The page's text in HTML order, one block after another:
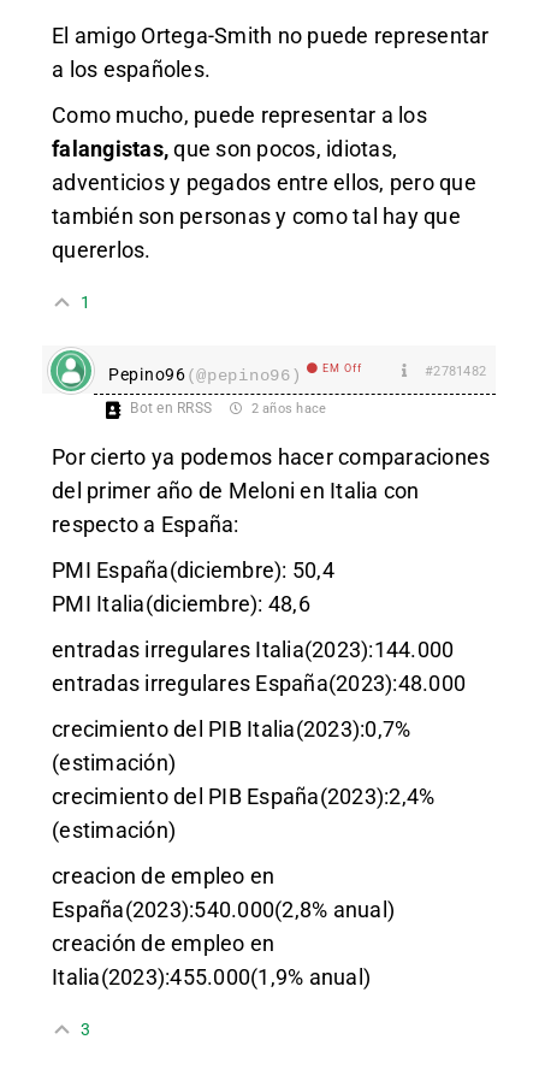
El amigo Ortega-Smith no puede representar
a los españoles.
Como mucho, puede representar a los
falangistas,que son pocos, idiotas,
adventicios y pegados entre ellos, pero que
también son personas y como tal hay que
quererlos.
1
Pepino96(@pepino96) EM Off #2781482
Bot en RRSS 2 años hace
Por cierto ya podemos hacer comparaciones
del primer año de Meloni en Italia con
respecto a España:
PMI España(diciembre): 50,4
PMI Italia(diciembre): 48,6
entradas irregulares Italia(2023):144.000
entradas irregulares España(2023):48.000
crecimiento del PIB Italia(2023):0,7%
(estimación)
crecimiento del PIB España(2023):2,4%
(estimación)
creacion de empleo en
España(2023):540.000(2,8% anual)
creación de empleo en
Italia(2023):455.000(1,9% anual)
3